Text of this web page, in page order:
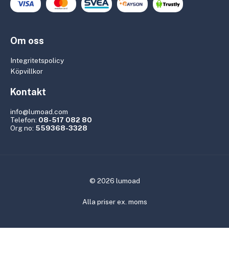
Om oss
Integritetspolicy
Köpvillkor
Kontakt
info@lumoad.com
Telefon: 08-517 082 80
Org no: 559368-3328
© 2026 lumoad
Alla priser ex. moms